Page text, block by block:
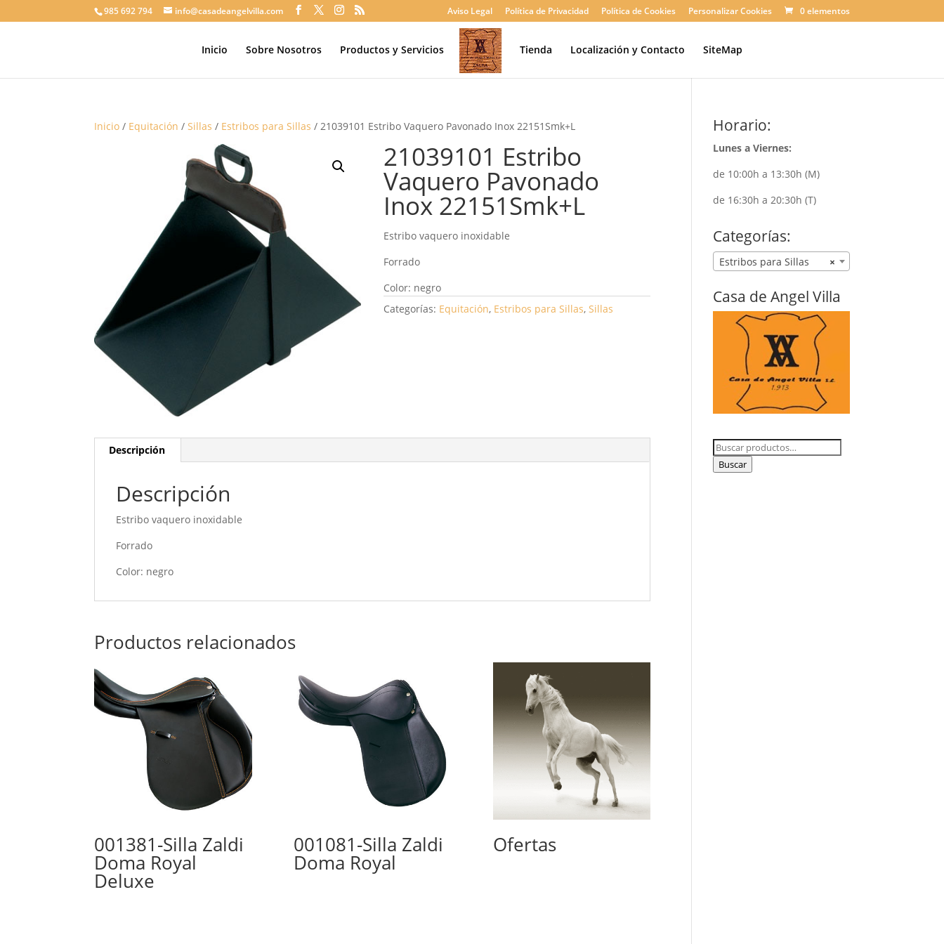
985 692 794 info@casadeangelvilla.com Aviso Legal Política de Privacidad Política de Cookies Personalizar Cookies 0 elementos
Inicio Sobre Nosotros Productos y Servicios Tienda Localización y Contacto SiteMap
Inicio / Equitación /Sillas / Estribos para Sillas / 21039101 Estribo Vaquero Pavonado Inox 22151Smk+L
21039101 Estribo
Vaquero Pavonado
Inox 22151Smk+L
Estribo vaquero inoxidable
Forrado
Color: negro
Categorías: Equitación, Estribos para Sillas,Sillas
Descripción
Descripción
Estribo vaquero inoxidable
Forrado
Color: negro
Productos relacionados
001381-Silla Zaldi
Doma Royal
Deluxe
001081-Silla Zaldi
Doma Royal
Ofertas
Horario:
Lunes a Viernes:
de 10:00h a 13:30h (M)
de 16:30h a 20:30h (T)
Categorías:
×
Estribos para Sillas
Casa de Angel Villa
Buscar
por:
Buscar